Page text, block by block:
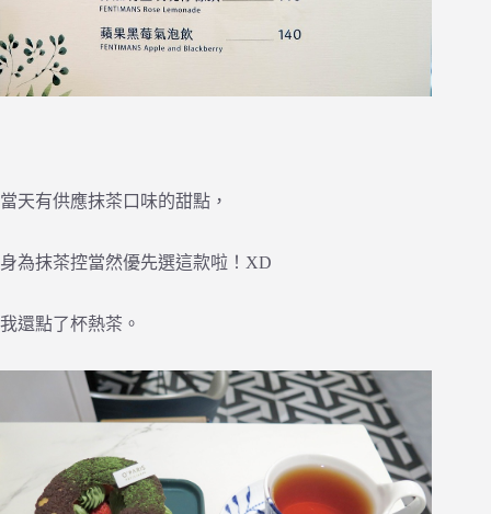
當天有供應抹茶口味的甜點，
身為抹茶控當然優先選這款啦！XD
我還點了杯熱茶。